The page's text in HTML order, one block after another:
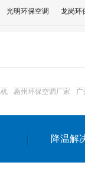
光明环保空调 龙岗环
达州工业省电安装
惠州环保空调厂家 广
降温解